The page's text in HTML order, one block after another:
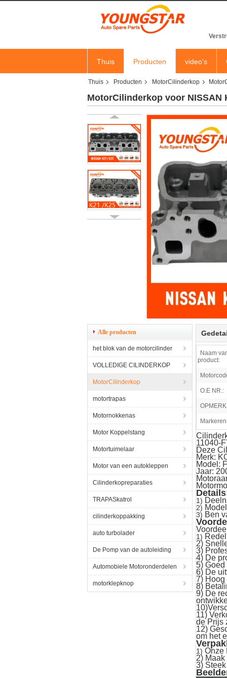
Thuis Producten video's
Thuis Producten MotorCilinderkop
MotorCilinderkop voor NISSAN
Alle producten
het blok van de motorcilinder
VOLLEDIGE CILINDERKOP
MotorCilinderkop
motortrapas
Motornokkenas
Motor Koppelstang
Motortuimelaar
Motor van een autokleppen
Cilinderkopreparaties
TRAPASkatrol
cilinderkoppakking
auto turbolader
De Pomp van de autoleiding
Automobiele Motoronderdelen
motorklepknop
Naam
product:
O.E NR.:
11040-
Deze
Merk:
Model:
Jaar:
1)
2)
3) Ben
1)
2)
3)
4) De
5) Goed
6) De
7) Hoog
8)
9) De
11)
de Prijs
12)
om het
1) Onze
2)
3)